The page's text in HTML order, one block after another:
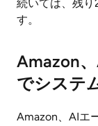
続いては、残り
す。
Amazon
でシステ
Amazon、AIエ